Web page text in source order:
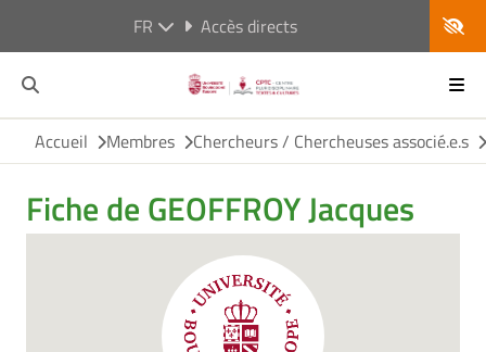
FR Accès directs
Accueil Membres Chercheurs / Chercheuses associé.e.s
Fiche de GEOFFROY Jacques